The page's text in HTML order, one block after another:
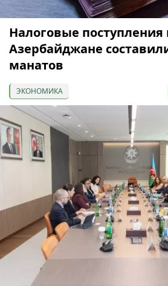
Налоговые поступления
Азербайджане
манатов
ЭКОНОМИКА